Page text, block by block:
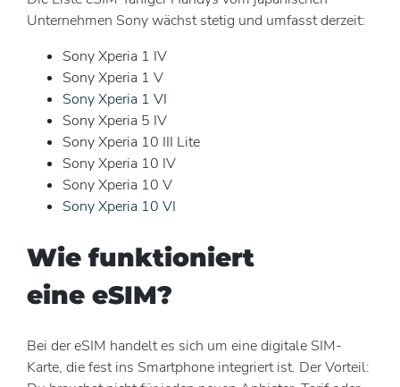
Unternehmen Sony wächst stetig und umfasst derzeit:
Sony Xperia 1 IV
Sony Xperia 1 V
Sony Xperia 1 VI
Sony Xperia 5 IV
Sony Xperia 10 III Lite
Sony Xperia 10 IV
Sony Xperia 10 V
Sony Xperia 10 VI
Wie funktioniert
eine eSIM?
Bei der eSIM handelt es sich um eine digitale SIM-
Karte, die fest ins Smartphone integriert ist. Der Vorteil: